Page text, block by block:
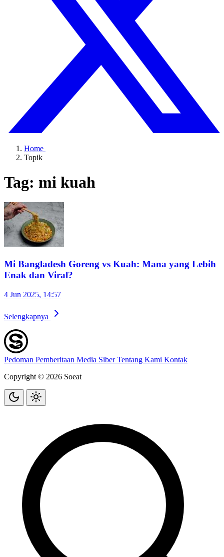
Home
Topik
Tag: mi kuah
Mi Bangladesh Goreng vs Kuah: Mana yang Lebih
Enak dan Viral?
4 Jun 2025, 14:57
Selengkapnya
Pedoman Pemberitaan Media SiberTentang Kami Kontak
Copyright © 2026 Soeat